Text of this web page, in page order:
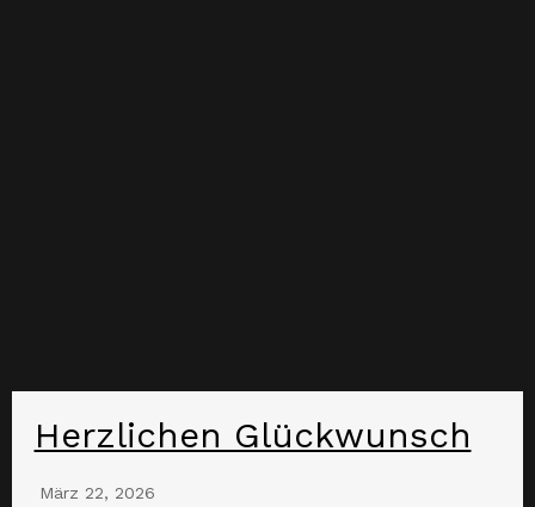
Herzlichen Glückwunsch
März 22, 2026